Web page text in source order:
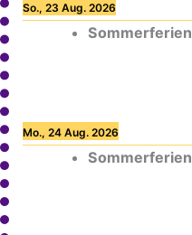
So., 23 Aug. 2026
Sommerferien
Mo., 24 Aug. 2026
Sommerferien